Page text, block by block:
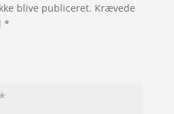
blive publiceret. Krævede
*